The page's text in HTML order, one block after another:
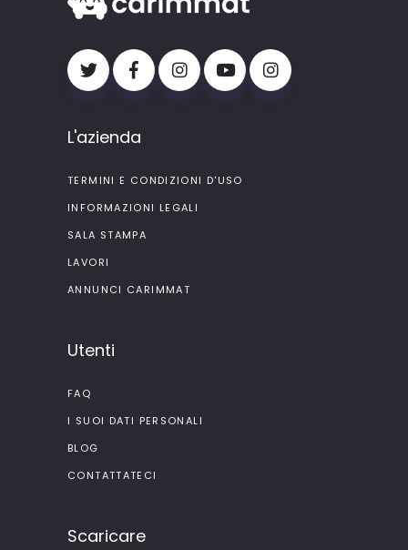
L'azienda
TERMINI E CONDIZIONI D'USO
INFORMAZIONI LEGALI
SALA STAMPA
LAVORI
ANNUNCI CARIMMAT
Utenti
FAQ
I SUOI DATI PERSONALI
BLOG
CONTATTATECI
Scaricare